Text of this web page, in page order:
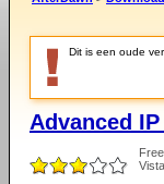
Dit is een oude
Advanced